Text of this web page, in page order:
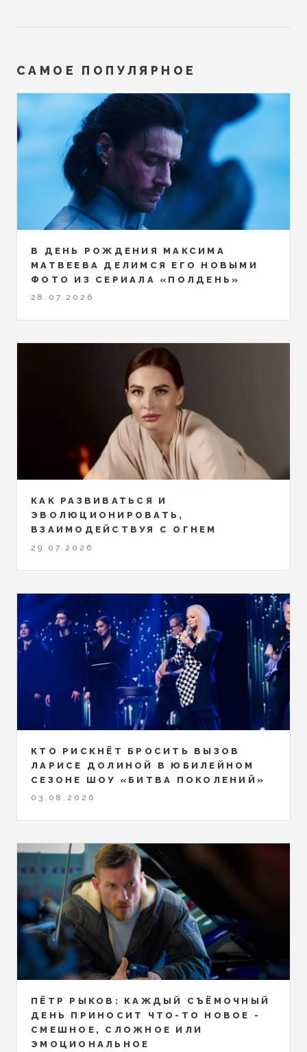
САМОЕ ПОПУЛЯРНОЕ
В ДЕНЬ РОЖДЕНИЯ МАКСИМА
МАТВЕЕВА ДЕЛИМСЯ ЕГО НОВЫМИ
ФОТО ИЗ СЕРИАЛА «ПОЛДЕНЬ»
28.07.2026
КАК РАЗВИВАТЬСЯ И
ЭВОЛЮЦИОНИРОВАТЬ,
ВЗАИМОДЕЙСТВУЯ С ОГНЕМ
29.07.2026
КТО РИСКНЁТ БРОСИТЬ ВЫЗОВ
ЛАРИСЕ ДОЛИНОЙ В ЮБИЛЕЙНОМ
СЕЗОНЕ ШОУ «БИТВА ПОКОЛЕНИЙ»
03.08.2026
ПЁТР РЫКОВ: КАЖДЫЙ СЪЁМОЧНЫЙ
ДЕНЬ ПРИНОСИТ ЧТО-ТО НОВОЕ -
СМЕШНОЕ, СЛОЖНОЕ ИЛИ
ЭМОЦИОНАЛЬНОЕ